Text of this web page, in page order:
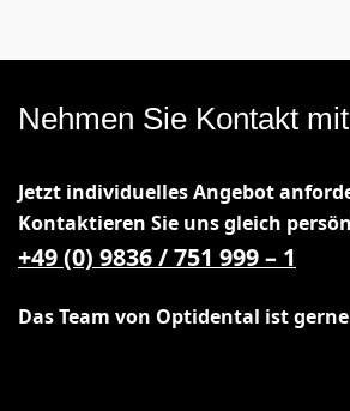
Nehmen Sie Kontakt
Jetzt individuelles Angebot
Kontaktieren Sie uns gleich
+49 (0) 9836 / 751 999 – 1
Das Team von Optidental ist